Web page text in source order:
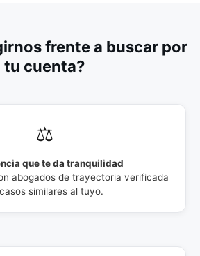
frente a buscar por
tu cuenta?
⚖️
que te da tranquilidad
abogados de trayectoria verificada
similares al tuyo.